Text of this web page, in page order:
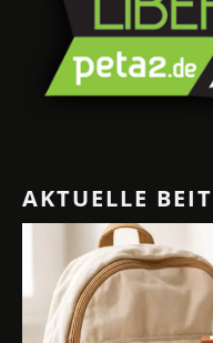
AKTUELLE